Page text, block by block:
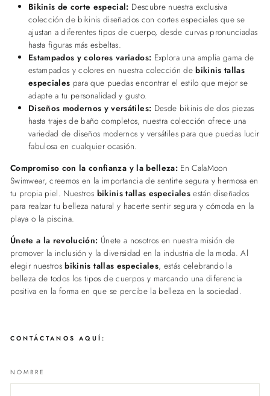
Bikinis de corte especial: Descubre nuestra exclusiva
colección de bikinis diseñados con cortes especiales que se
ajustan a diferentes tipos de cuerpo, desde curvas pronunciadas
hasta figuras más esbeltas.
Estampados y colores variados: Explora una amplia gama de
estampados y colores en nuestra colección debikinis tallas
especiales para que puedas encontrar el estilo que mejor se
adapte a tu personalidad y gusto.
Diseños modernos y versátiles: Desde bikinis de dos piezas
hasta trajes de baño completos, nuestra colección ofrece una
variedad de diseños modernos y versátiles para que puedas lucir
fabulosa en cualquier ocasión.
Compromiso con la confianza y la belleza:En CalaMoon
Swimwear, creemos en la importancia de sentirte segura y hermosa en
tu propia piel. Nuestros bikinis tallas especiales están diseñados
para realzar tu belleza natural y hacerte sentir segura y cómoda en la
playa o la piscina.
Únete a la revolución: Únete a nosotros en nuestra misión de
promover la inclusión y la diversidad en la industria de la moda. Al
elegir nuestros bikinis tallas especiales, estás celebrando la
belleza de todos los tipos de cuerpos y marcando una diferencia
positiva en la forma en que se percibe la belleza en la sociedad.
CONTÁCTANOS AQUÍ:
NOMBRE